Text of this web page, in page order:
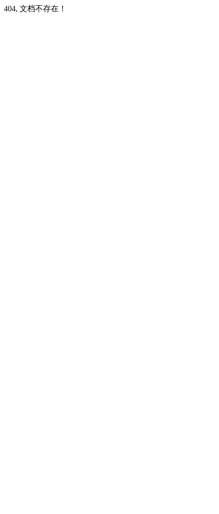
404, 文档不存在！